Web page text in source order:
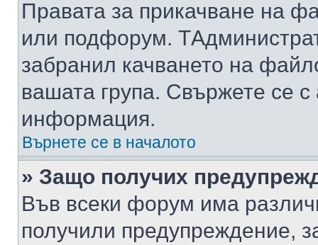
Правата за прикачване на
или подфорум.
забранил качването на
вашата група. Свържете се
информация.
Върнете се в началото
» Защо получих
Във всеки форум има
получили предупреждение,